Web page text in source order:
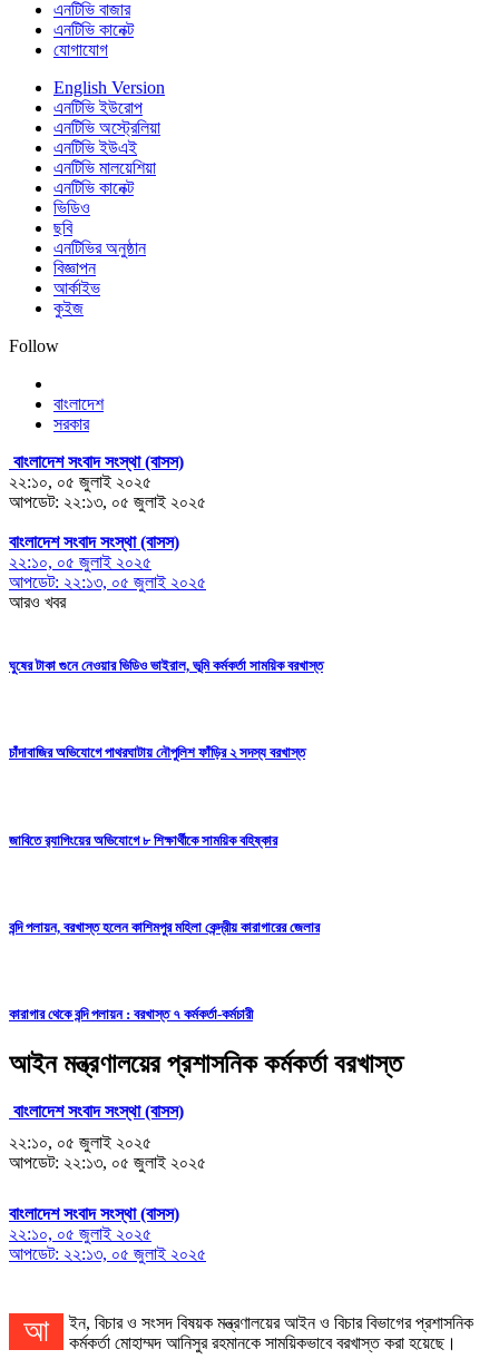
এনটিভি বাজার
এনটিভি কানেক্ট
যোগাযোগ
English Version
এনটিভি ইউরোপ
এনটিভি অস্ট্রেলিয়া
এনটিভি ইউএই
এনটিভি মালয়েশিয়া
এনটিভি কানেক্ট
ভিডিও
ছবি
এনটিভির অনুষ্ঠান
বিজ্ঞাপন
আর্কাইভ
কুইজ
Follow
বাংলাদেশ
সরকার
বাংলাদেশ সংবাদ সংস্থা (বাসস)
২২:১০, ০৫ জুলাই ২০২৫
আপডেট: ২২:১৩, ০৫ জুলাই ২০২৫
বাংলাদেশ সংবাদ সংস্থা (বাসস)
২২:১০, ০৫ জুলাই ২০২৫
আপডেট: ২২:১৩, ০৫ জুলাই ২০২৫
আরও খবর
ঘুষের টাকা গুনে নেওয়ার ভিডিও ভাইরাল, ভূমি কর্মকর্তা সাম‌য়িক বরখাস্ত
চাঁদাবাজির অভিযোগে পাথরঘাটায় নৌপুলিশ ফাঁড়ির ২ সদস্য বরখাস্ত
জাবিতে র‍্যাগিংয়ের অভিযোগে ৮ শিক্ষার্থীকে সাময়িক বহিষ্কার
বন্দি পলায়ন, বরখাস্ত হলেন কাশিমপুর মহিলা কেন্দ্রীয় কারাগারের জেলার
কারাগার থেকে বন্দি পলায়ন : বরখাস্ত ৭ কর্মকর্তা-কর্মচারী
আইন মন্ত্রণালয়ের প্রশাসনিক কর্মকর্তা বরখাস্ত
বাংলাদেশ সংবাদ সংস্থা (বাসস)
২২:১০, ০৫ জুলাই ২০২৫
আপডেট: ২২:১৩, ০৫ জুলাই ২০২৫
বাংলাদেশ সংবাদ সংস্থা (বাসস)
২২:১০, ০৫ জুলাই ২০২৫
আপডেট: ২২:১৩, ০৫ জুলাই ২০২৫
আইন, বিচার ও সংসদ বিষয়ক মন্ত্রণালয়ের আইন ও বিচার বিভাগের প্রশাসনিক
কর্মকর্তা মোহাম্মদ আনিসুর রহমানকে সাময়িকভাবে বরখাস্ত করা হয়েছে।